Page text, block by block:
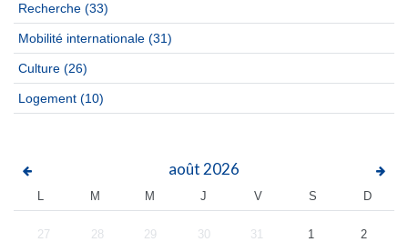
Recherche (33)
Mobilité internationale (31)
Culture (26)
Logement (10)
août 2026
L M M J V S D
27 28 29 30 31 1 2